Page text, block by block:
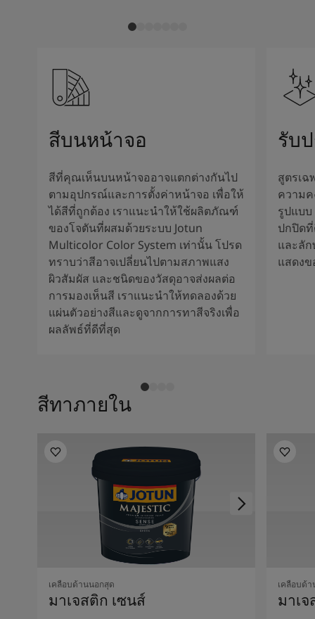
สีบนหน้าจอ
สีที่คุณเห็นบนหน้าจออาจแตกต่างกันไป
ตามอุปกรณ์และการตั้งค่าหน้าจอ เพื่อให้
ได้สีที่ถูกต้อง เราแนะนำให้ใช้ผลิตภัณฑ์
ของโจตันที่ผสมด้วยระบบ Jotun
Multicolor Color System เท่านั้น โปรด
ทราบว่าสีอาจเปลี่ยนไปตามสภาพแสง
ผิวสัมผัส และชนิดของวัสดุอาจส่งผลต่อ
การมองเห็นสี เราแนะนำให้ทดลองด้วย
แผ่นตัวอย่างสีและดูจากการทาสีจริงเพื่อ
ผลลัพธ์ที่ดีที่สุด
รับ
สูตรเฉ
ความ
รูปแบ
ปกปิดที่
และลั
แสดงข
สีทาภายใน
เคลือบด้านนอกสุด
มาเจสติก เซนส์
เคลือบด้
มาเ